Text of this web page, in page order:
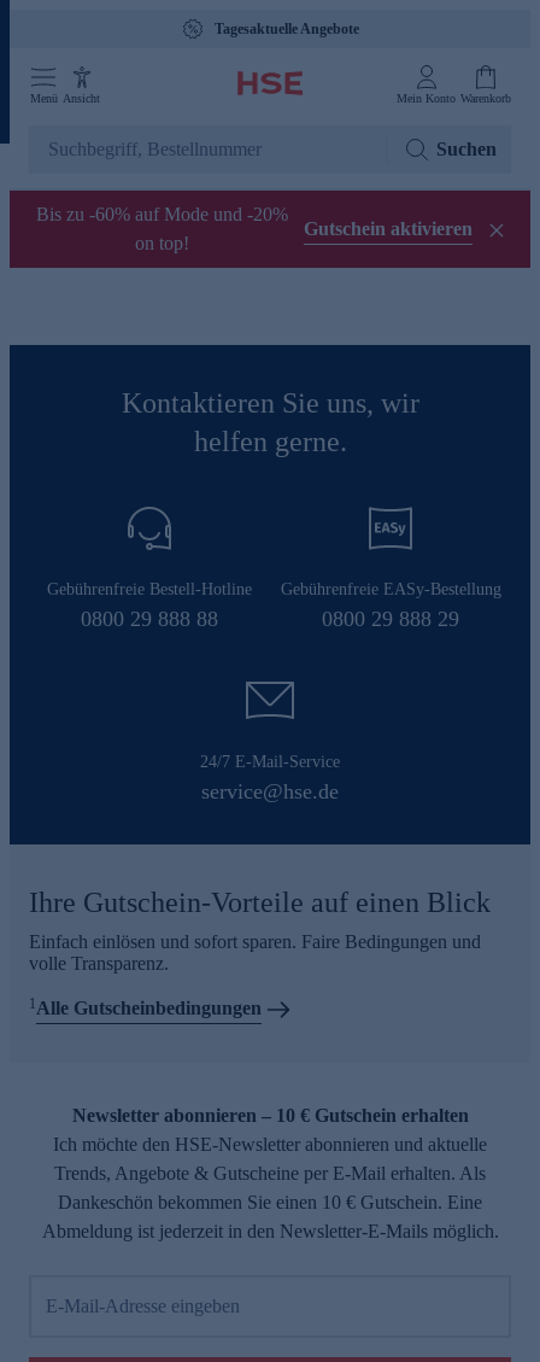
Tagesaktuelle Angebote
Menü Ansicht Mein Konto Warenkorb
Suchen
Bis zu -60% auf Mode und -20%
on top!
Gutschein aktivieren
Kontaktieren Sie uns, wir
helfen gerne.
Gebührenfreie Bestell-Hotline
0800 29 888 88
Gebührenfreie EASy-Bestellung
0800 29 888 29
24/7 E-Mail-Service
service@hse.de
Ihre Gutschein-Vorteile auf einen Blick
Einfach einlösen und sofort sparen. Faire Bedingungen und
volle Transparenz.
1Alle Gutscheinbedingungen
Newsletter abonnieren – 10 € Gutschein erhalten
Ich möchte den HSE-Newsletter abonnieren und aktuelle
Trends, Angebote & Gutscheine per E-Mail erhalten. Als
Dankeschön bekommen Sie einen 10 € Gutschein. Eine
Abmeldung ist jederzeit in den Newsletter-E-Mails möglich.
E-Mail-Adresse eingeben